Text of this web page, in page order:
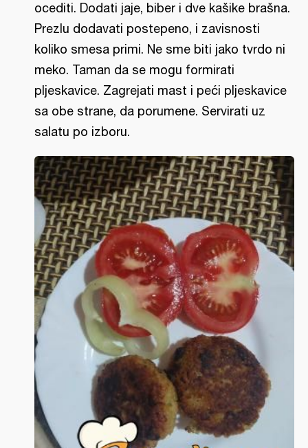
ocediti. Dodati jaje, biber i dve kašike brašna.
Prezlu dodavati postepeno, i zavisnosti
koliko smesa primi. Ne sme biti jako tvrdo ni
meko. Taman da se mogu formirati
pljeskavice. Zagrejati mast i peći pljeskavice
sa obe strane, da porumene. Servirati uz
salatu po izboru.